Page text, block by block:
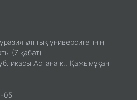
ұлттық университетінің
(7 қабат)
Астана қ., Қажымұқан
05